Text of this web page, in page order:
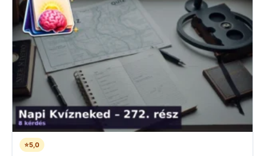
⭐5,0